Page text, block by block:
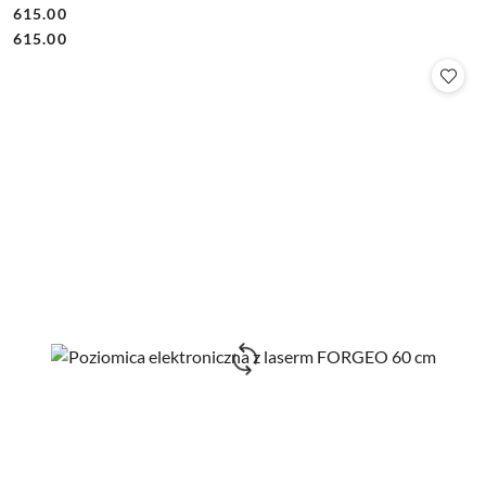
Cena:
615.00
Cena:
615.00